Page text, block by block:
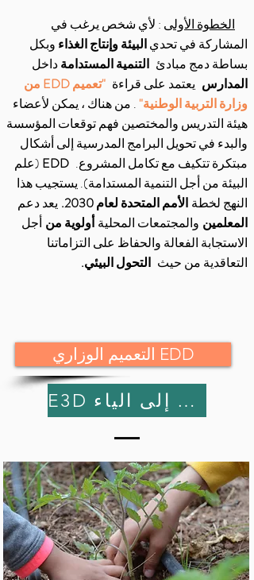
الخطوة الأولى : لأي شخص يرغب في
المشاركة في تحديالبيئةوإنتاج الغذاء وبكل
بساطةدمج مبادئ التنمية المستدامةداخل
المدارس يعتمد على قراءة
"تعميم EDD من
وزارة التربية الوطنية" . من هناك ، يمكن لأعضاء
هيئة التدريس والمختصين فهم توقعات المؤسسة
والبدء في تحويل البرامج المدرسية إلى أشكال
مبتكرة تتكيف مع تكامل المشروع. EDD (علم
البيئة من أجل التنمية المستدامة). يستجيب هذا
النهج لخطة الأمم المتحدة لعام 2030.
يعد دعم
المعلمين والمجتمعات المحلية أولوية من أجل
الاستجابة الفعالة والحفاظ على التزاماتنا
التعاقدية من حيث التحول البيئي.
التعميم الوزاري EDD
E3D من الألف إلى الياء